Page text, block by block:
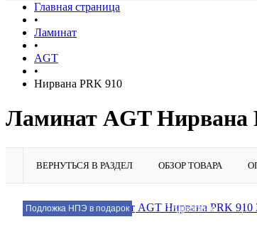
Главная страница
•
Ламинат
•
AGT
•
Нирвана PRK 910
Ламинат AGT Нирвана
ВЕРНУТЬСЯ В РАЗДЕЛ ОБЗОР ТОВАРА
Подложка НПЭ в подарок Подробнее